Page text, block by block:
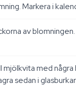
Markera i
av
mjölkvita med
sedan i